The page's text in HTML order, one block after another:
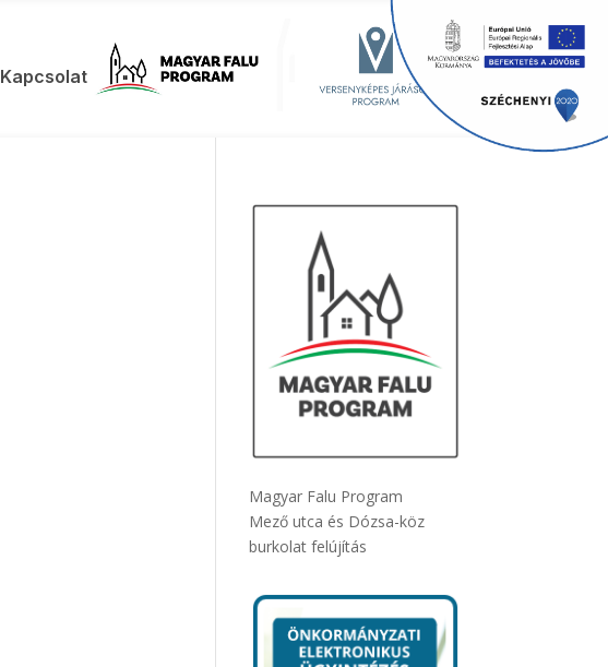
Kapcsolat
Magyar Falu Program
Mező utca és Dózsa-köz
burkolat felújítás